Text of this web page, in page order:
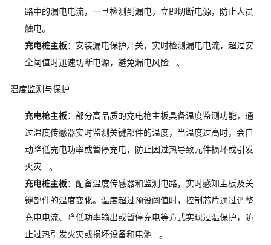
路中的漏电电流，一旦检测到漏电，立即切断电源，防止人员
触电。
充电桩主板：安装漏电保护开关，实时检测漏电电流，超过安
全阈值时迅速切断电源，避免漏电风险
。
温度监测与保护
充电枪主板：部分高品质的充电枪主板具备温度监测功能，通
过温度传感器实时监测关键部件的温度，当温度过高时，会自
动降低充电功率或暂停充电，防止因过热导致元件损坏或引发
火灾
。
充电桩主板：配备温度传感器和监测电路，实时感知主板及关
键部件的温度变化。温度超过预设阈值时，控制芯片通过调整
充电电流、降低功率输出或暂停充电等方式实现过温保护，防
止过热引发火灾或损坏设备和电池
。